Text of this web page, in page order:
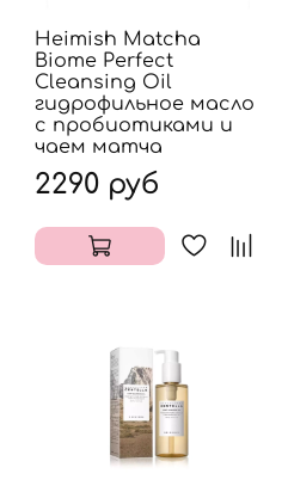
Heimish Matcha
Biome Perfect
Cleansing Oil
гидрофильное масло
с пробиотиками и
чаем матча
2290 руб